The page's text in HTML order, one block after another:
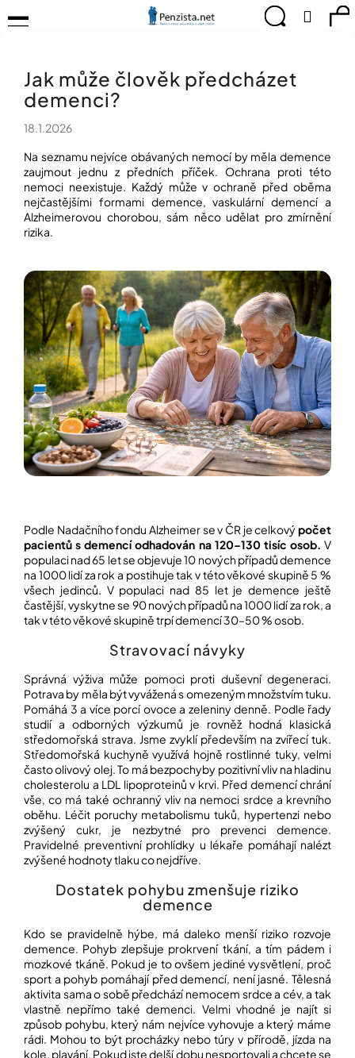
na
TIPY
PRO
ZDRAVÍ
CVIČÍME
PRO
RADOST
OBJEVUJTE
NÁMI
CHYTRÝ
PRŮVODCE
MODERNÍM
SVĚTEM
POZNEJTE
&
ZAŽIJTE,
CO
SE
PRÁVĚ
DĚJE
INSPIRACE
ZÁBAVA,
KTERÁ
POSÍLÍ
PAMĚŤ
KONCENTRACI
REPASOVANÉ
POMŮCKY
Přihlášení
Hledat
Menu
Jak může člověk předcházet
demenci?
18.1.2026
Na seznamu nejvíce obávaných nemocí by měla demence
zaujmout jednu z předních příček. Ochrana proti této
nemoci neexistuje. Každý může v ochraně před oběma
nejčastějšími formami demence, vaskulární demencí a
Alzheimerovou chorobou, sám něco udělat pro zmírnění
rizika.
Podle Nadačního fondu Alzheimer se v ČR je celkovýpočet
pacientů s demencí odhadován na 120–130 tisíc osob. V
populaci nad 65 let se objevuje 10 nových případů demence
na 1000 lidí za rok a postihuje tak v této věkové skupině 5 %
všech jedinců. V populaci nad 85 let je demence ještě
častější, vyskytne se 90 nových případů na 1000 lidí za rok, a
tak v této věkové skupině trpí demencí 30–50 % osob.
Stravovací návyky
Správná výživa může pomoci proti duševní degeneraci.
Potrava by měla být vyvážená s omezeným množstvím tuku.
Pomáhá 3 a více porcí ovoce a zeleniny denně. Podle řady
studií a odborných výzkumů je rovněž hodná klasická
středomořská strava. Jsme zvyklí především na zvířecí tuk.
Středomořská kuchyně využívá hojně rostlinné tuky, velmi
často olivový olej. To má bezpochyby pozitivní vliv na hladinu
cholesterolu a LDL lipoproteinů v krvi. Před demencí chrání
vše, co má také ochranný vliv na nemoci srdce a krevního
oběhu. Léčit poruchy metabolismu tuků, hypertenzi nebo
zvýšený cukr, je nezbytné pro prevenci demence.
Pravidelné preventivní prohlídky u lékaře pomáhají nalézt
zvýšené hodnoty tlaku co nejdříve.
Dostatek pohybu zmenšuje riziko
demence
Kdo se pravidelně hýbe, má daleko menší riziko rozvoje
demence. Pohyb zlepšuje prokrvení tkání, a tím pádem i
mozkové tkáně. Pokud je to ovšem jediné vysvětlení, proč
sport a pohyb pomáhají před demencí, není jasné. Tělesná
aktivita sama o sobě předchází nemocem srdce a cév, a tak
vlastně nepřímo také demenci. Velmi vhodné je najít si
způsob pohybu, který nám nejvíce vyhovuje a který máme
rádi. Mohou to být procházky nebo túry v přírodě, jízda na
kole, plavání. Pokud jste delší dobu nesportovali a chcete se
o
C
o
o
e
b
u
e
n
a
?
HLEDAT
D
o
p
o
u
e
m
e